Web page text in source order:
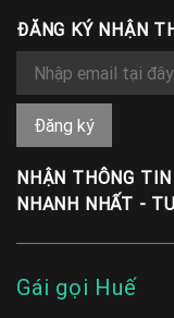
ĐĂNG KÝ NHẬN
NHẬN THÔNG
NHANH NHẤT -
Gái gọi Huế